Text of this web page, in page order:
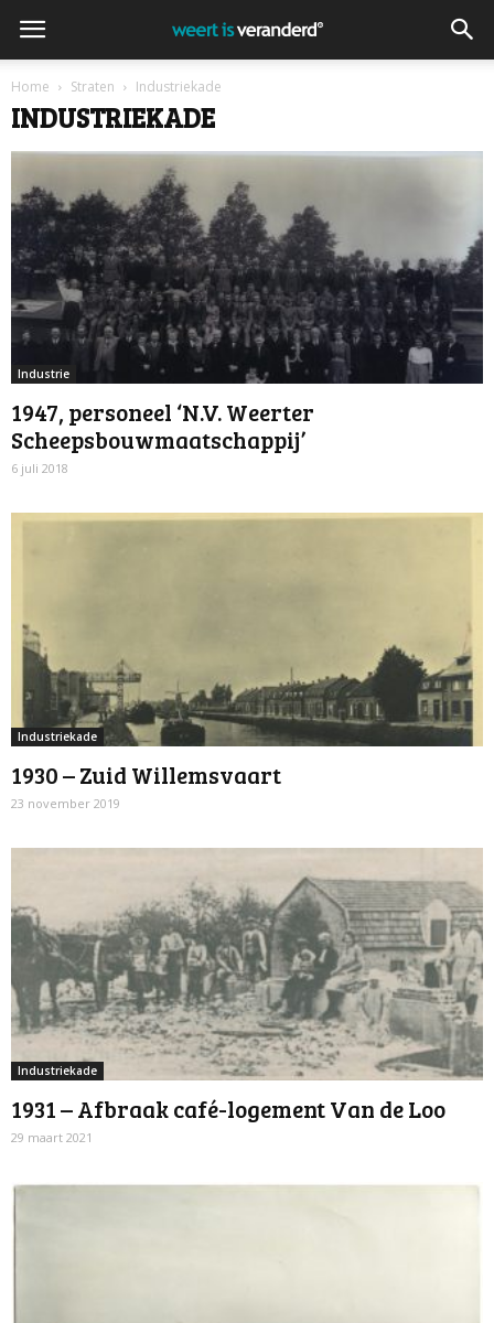
Home Straten Industriekade
INDUSTRIEKADE
Industrie
1947, personeel ‘N.V. Weerter
Scheepsbouwmaatschappij’
6 juli 2018
Industriekade
1930 – Zuid Willemsvaart
23 november 2019
Industriekade
1931 – Afbraak café-logement Van de Loo
29 maart 2021